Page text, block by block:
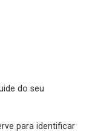
do seu
para identificar